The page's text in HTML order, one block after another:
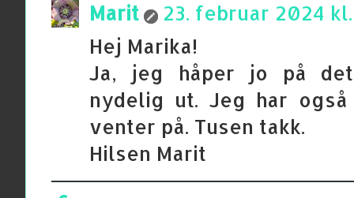
Marit
23. februar 2024 kl.
Hej Marika!
Ja, jeg håper jo på
nydelig ut. Jeg har
venter på. Tusen takk.
Hilsen Marit